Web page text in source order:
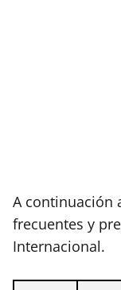
A continuación
frecuentes y
Internacional.